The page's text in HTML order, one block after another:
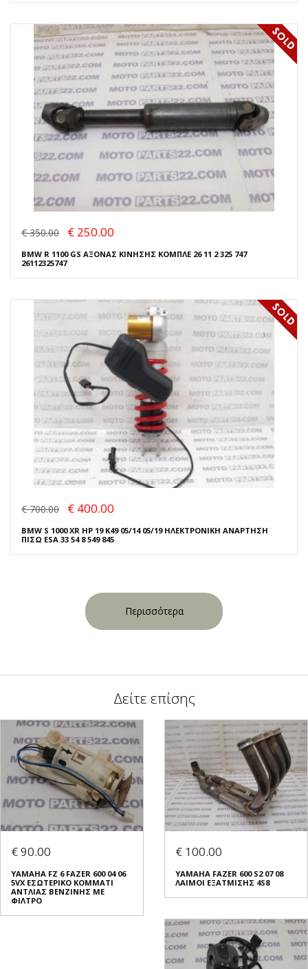
€ 350.00 € 250.00
BMW R 1100 GS ΑΞΟΝΑΣ ΚΙΝΗΣΗΣ ΚΟΜΠΛΕ 26 11 2 325 747
26112325747
€ 700.00 € 400.00
BMW S 1000 XR HP 19 K49 05/14 05/19 ΗΛΕΚΤΡΟΝΙΚΗ ΑΝΑΡΤΗΣΗ
ΠΙΣΩ ESA 33 54 8 549 845
Περισσότερα
Δείτε επίσης
€ 90.00
YAMAHA FZ 6 FAZER 600 04 06
5VX ΕΣΩΤΕΡΙΚΟ ΚΟΜΜΑΤΙ
ΑΝΤΛΙΑΣ ΒΕΝΖΙΝΗΣ ΜΕ
ΦΙΛΤΡΟ
€ 100.00
YAMAHA FAZER 600 S2 07 08
ΛΑΙΜΟΙ ΕΞΑΤΜΙΣΗΣ 4S8